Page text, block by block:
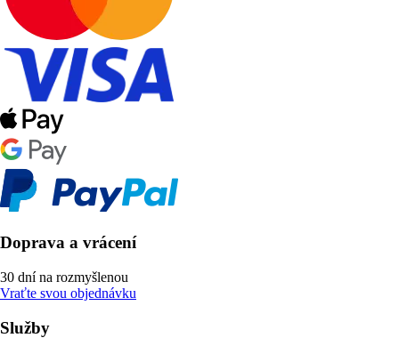
Doprava a vrácení
30 dní na rozmyšlenou
Vraťte svou objednávku
Služby